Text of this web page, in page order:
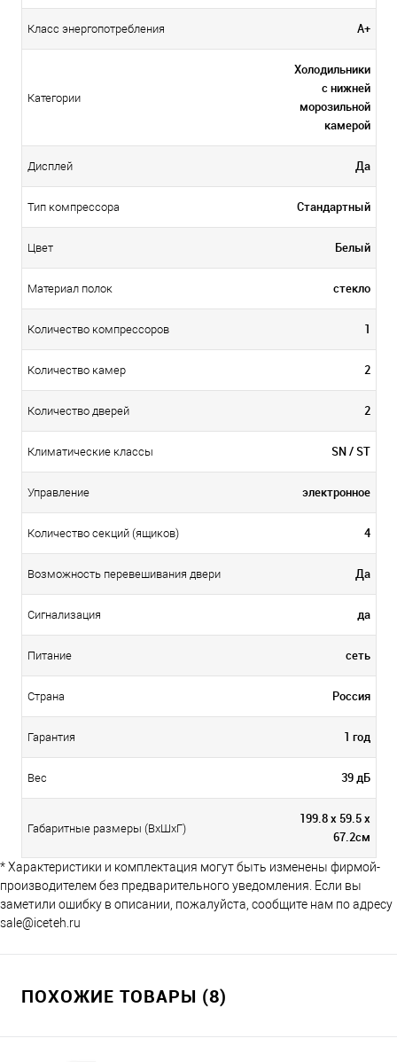
Класс энергопотребления А+
Категории
Холодильники
с нижней
морозильной
камерой
Дисплей Да
Тип компрессора Стандартный
Цвет Белый
Материал полок стекло
Количество компрессоров 1
Количество камер 2
Количество дверей 2
Климатические классы SN / ST
Управление электронное
Количество секций (ящиков) 4
Возможность перевешивания двери Да
Сигнализация да
Питание сеть
Страна Россия
Гарантия 1 год
Вес 39 дБ
Габаритные размеры (ВхШхГ)
199.8 x 59.5 x
67.2см
* Характеристики и комплектация могут быть изменены фирмой-
производителем без предварительного уведомления. Если вы
заметили ошибку в описании, пожалуйста, сообщите нам по адресу
sale@iceteh.ru
ПОХОЖИЕ ТОВАРЫ (8)